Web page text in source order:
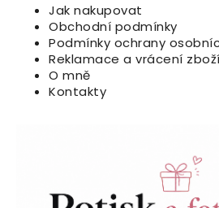
Jak nakupovat
Obchodní podmínky
Podmínky ochrany
Reklamace a vrácení zboží
O mně
Kontakty